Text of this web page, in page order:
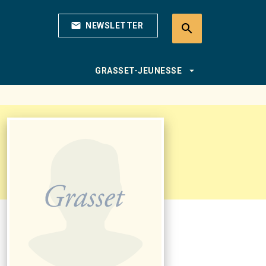
mail NEWSLETTER search
GRASSET-JEUNESSE arrow_drop_down